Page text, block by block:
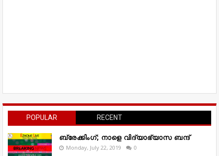
POPULAR RECENT
ബ്രേക്കിംഗ്; നാളെ വിദ്യാഭ്യാസ ബന്ദ്
Monday, July 22, 2019 0